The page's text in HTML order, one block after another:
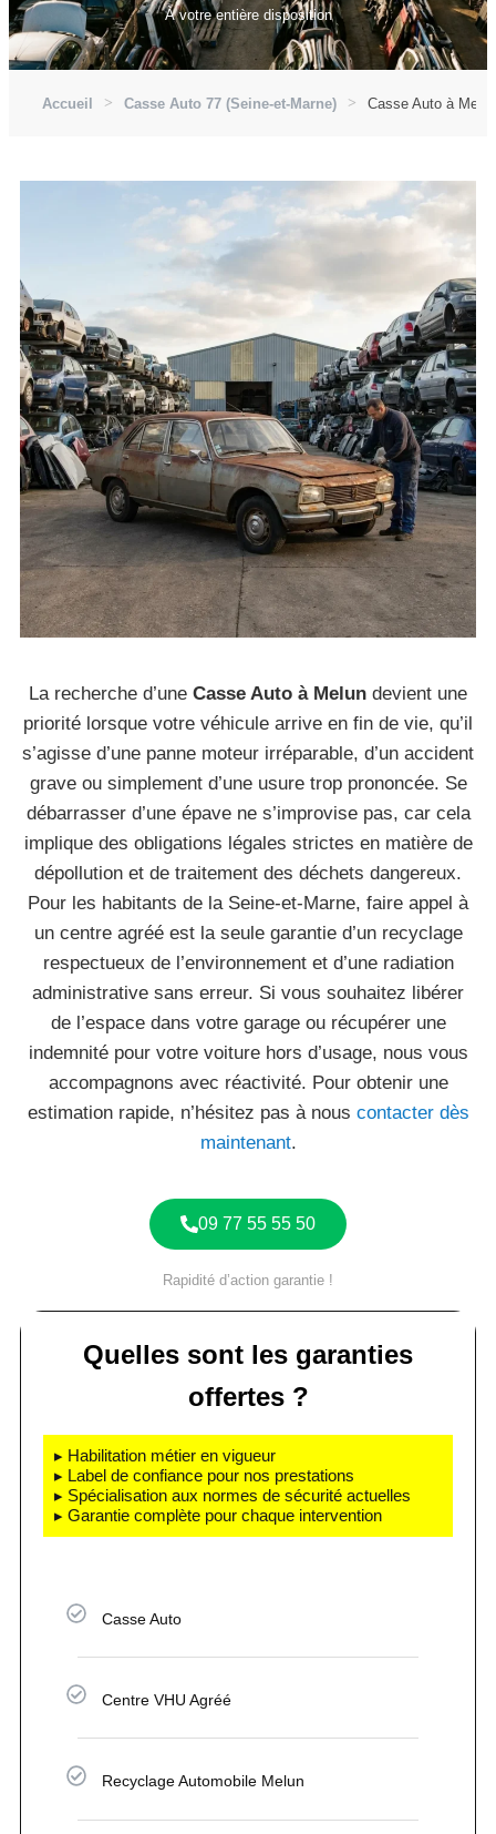
À votre entière disposition
Accueil Casse Auto 77 (Seine-et-Marne) Casse Auto à
La recherche d’une Casse Auto à Melun devient une
priorité lorsque votre véhicule arrive en fin de vie, qu’il
s’agisse d’une panne moteur irréparable, d’un accident
grave ou simplement d’une usure trop prononcée. Se
débarrasser d’une épave ne s’improvise pas, car cela
implique des obligations légales strictes en matière de
dépollution et de traitement des déchets dangereux.
Pour les habitants de la Seine-et-Marne, faire appel à
un centre agréé est la seule garantie d’un recyclage
respectueux de l’environnement et d’une radiation
administrative sans erreur. Si vous souhaitez libérer
de l’espace dans votre garage ou récupérer une
indemnité pour votre voiture hors d’usage, nous vous
accompagnons avec réactivité. Pour obtenir une
estimation rapide, n’hésitez pas à nous contacter dès
maintenant.
09 77 55 55 50
Rapidité d’action garantie !
Quelles sont les garanties
offertes ?
▸ Habilitation métier en vigueur
▸ Label de confiance pour nos prestations
▸ Spécialisation aux normes de sécurité actuelles
▸ Garantie complète pour chaque intervention
Casse Auto
Centre VHU Agréé
Recyclage Automobile Melun